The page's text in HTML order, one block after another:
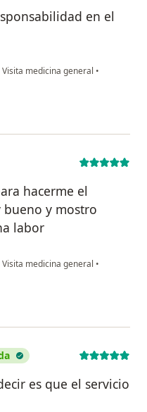
en el
Visita medicina general •
hacerme el
bueno y mostro
labor
Visita medicina general •
es que el servicio